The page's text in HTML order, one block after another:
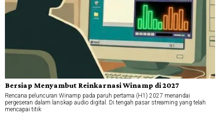
Bersiap Menyambut Reinkarnasi Winamp di 2027
Rencana peluncuran Winamp pada paruh pertama (H1) 2027 menandai
pergeseran dalam lanskap audio digital. Di tengah pasar streaming yang telah
mencapai titik